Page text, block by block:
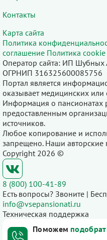
Контакты
Карта сайта
Политика
соглашение Политика cookie
Оператор сайта: ИП
ОГРНИП 316325600085756
Портал является
оказывает медицинских или
Информация о
предоставленным
источников.
Любое копирование и
запрещено. Наши
Copyright 2026 ©
8 (800) 100-41-89
Есть вопросы? Звоните |
info@vsepansionati.ru
Техническая поддержка
Поможем